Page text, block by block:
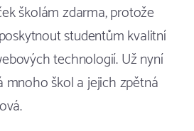
školám zdarma, protože
studentům kvalitní
technologií. Už nyní
mnoho škol a jejich zpětná